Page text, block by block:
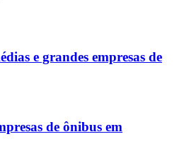
e grandes empresas de
de ônibus em